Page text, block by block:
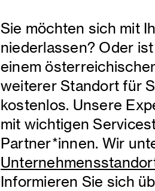
Sie möchten sich mit
niederlassen? Oder
einem
weiterer Standort für
kostenlos. Unsere
mit wichtigen
Partner*innen. Wir
Informieren Sie sich